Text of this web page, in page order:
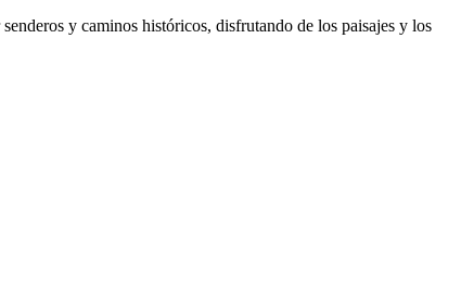
y caminos históricos, disfrutando de los paisajes y los